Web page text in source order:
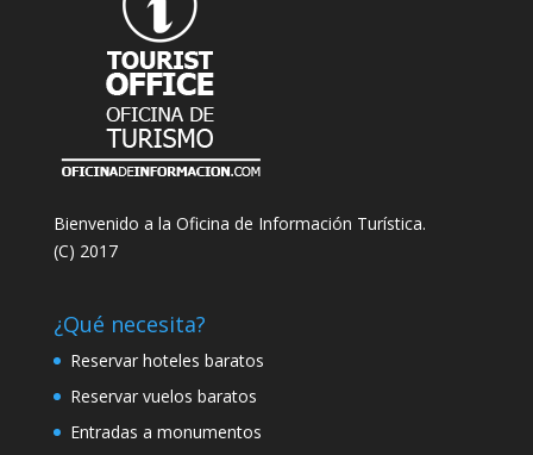
Bienvenido a la Oficina de Información Turística.
(C) 2017
¿Qué necesita?
Reservar hoteles baratos
Reservar vuelos baratos
Entradas a monumentos